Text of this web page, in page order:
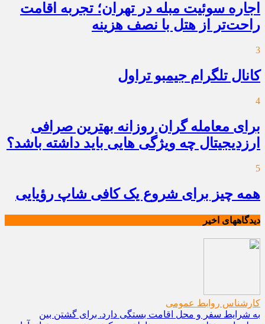
اجاره سوئیت مبله در تهران؛ تجربه اقامت
راحت‌تر از هتل با نصف هزینه
3
کانال تلگرام جیمبو تراول
4
برای معامله گران روزانه بهترین صرافی
ارزدیجیتال چه ویژگی هایی باید داشته باشد؟
5
همه چیز برای شروع یک کافی شاپ رؤیایی
دیدگاههای اخیر
کارشناس روابط عمومی
به شرایط سفر و محل اقامت بستگی دارد. برای گشتن بین